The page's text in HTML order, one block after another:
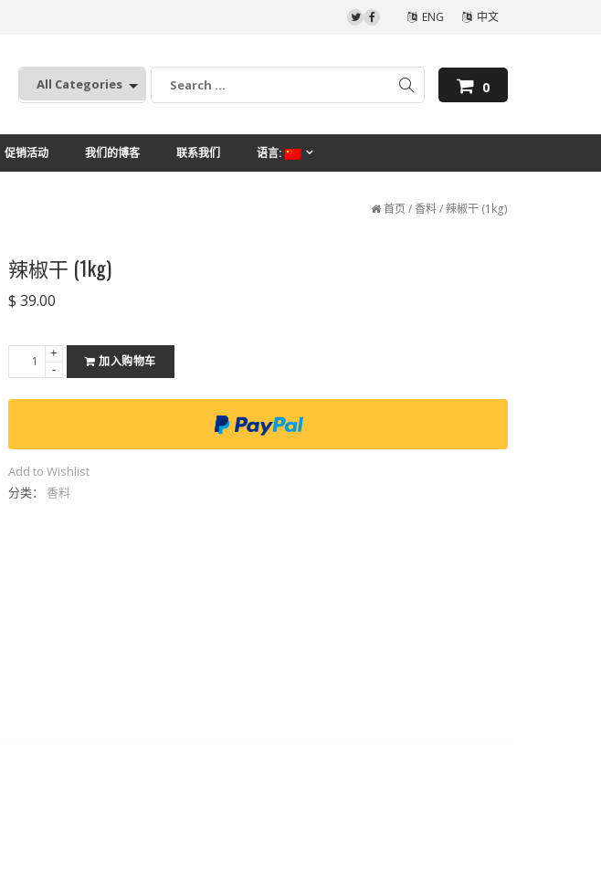
ENG 中文
:
0
促销活动 我们的博客 联系我们 语言:
首页 /香料/ 辣椒干 (1kg)
辣椒干 (1kg)
$ 39.00
椒
干
+
-
加入购物车
Add to Wishlist
分类： 香料